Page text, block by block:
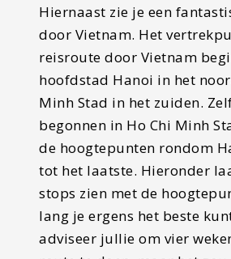
Hiernaast zie je een
door Vietnam. Het
reisroute door Vietnam
hoofdstad Hanoi in het
Minh Stad in het zuiden.
begonnen in Ho Chi Minh
de hoogtepunten rondom
tot het laatste. Hieronder
stops zien met de
lang je ergens het beste
adviseer jullie om vier